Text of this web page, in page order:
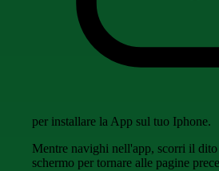
per installare la App sul tuo Iphone.
Mentre navighi nell'app, scorri il dito
schermo per tornare alle pagine